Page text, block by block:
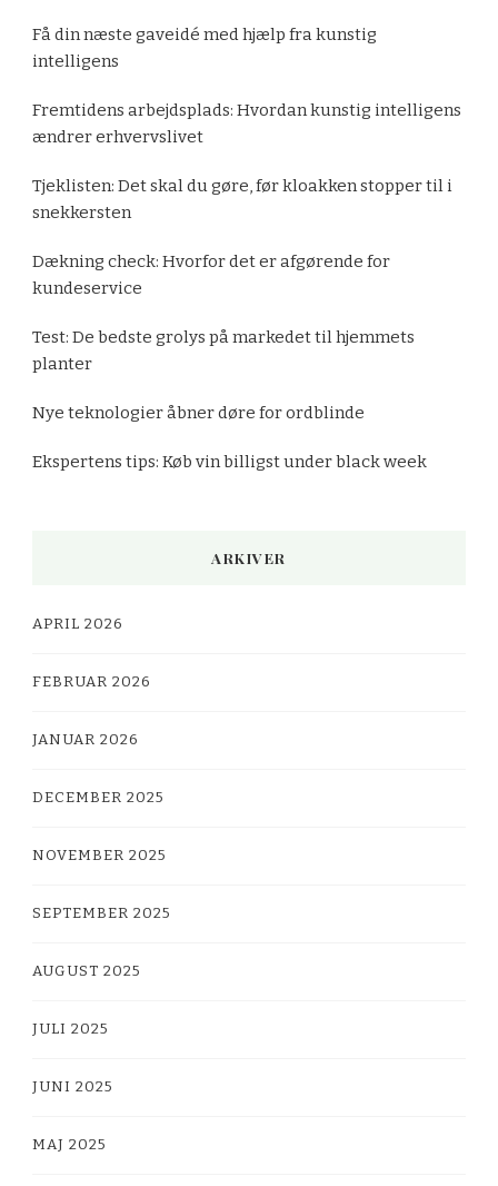
Få din næste gaveidé med hjælp fra kunstig
intelligens
Fremtidens arbejdsplads: Hvordan kunstig intelligens
ændrer erhvervslivet
Tjeklisten: Det skal du gøre, før kloakken stopper til i
snekkersten
Dækning check: Hvorfor det er afgørende for
kundeservice
Test: De bedste grolys på markedet til hjemmets
planter
Nye teknologier åbner døre for ordblinde
Ekspertens tips: Køb vin billigst under black week
ARKIVER
APRIL 2026
FEBRUAR 2026
JANUAR 2026
DECEMBER 2025
NOVEMBER 2025
SEPTEMBER 2025
AUGUST 2025
JULI 2025
JUNI 2025
MAJ 2025